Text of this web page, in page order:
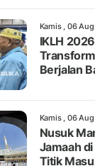
Kamis , 06
IKLH
Berjalan
Kamis , 06
Nusuk
Jamaah
Titik